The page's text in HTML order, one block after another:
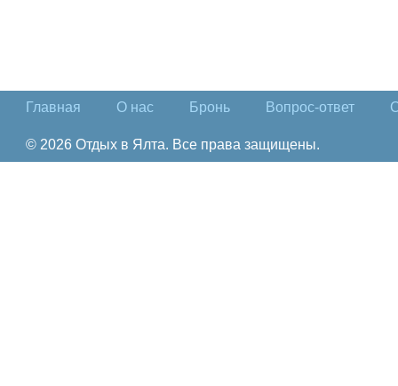
Главная О нас Бронь Вопрос-ответ
© 2026 Отдых в Ялта. Все права защищены.